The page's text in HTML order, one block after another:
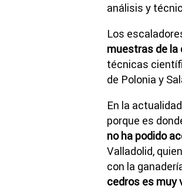
análisis y
Los
muestras de la
técnicas
de Polonia y
En la
porque es
no ha podido
Valladolid,
con la
cedros es muy